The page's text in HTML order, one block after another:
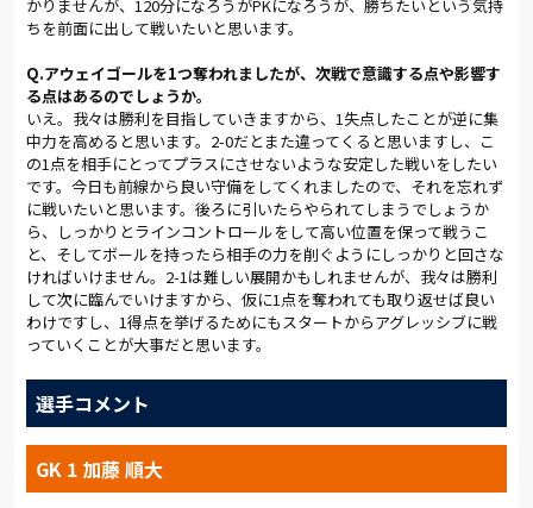
ばん回を期する相手をもう一度破り、リーグカップ戦で初の準
決勝進出を成し遂げたい。クラブの新しい歴史を刻むところ
を、多くのファン・サポーターとともに見届けたい。
(総評:平野貴也／写真:早草紀子)
かりませんが、120分になろうがPKになろうが、勝ちたいという気持
ちを前面に出して戦いたいと思います。
Q.アウェイゴールを1つ奪われましたが、次戦で意識する点や影響す
る点はあるのでしょうか。
いえ。我々は勝利を目指していきますから、1失点したことが逆に集
中力を高めると思います。2-0だとまた違ってくると思いますし、こ
の1点を相手にとってプラスにさせないような安定した戦いをしたい
です。今日も前線から良い守備をしてくれましたので、それを忘れず
に戦いたいと思います。後ろに引いたらやられてしまうでしょうか
ら、しっかりとラインコントロールをして高い位置を保って戦うこ
と、そしてボールを持ったら相手の力を削ぐようにしっかりと回さな
ければいけません。2-1は難しい展開かもしれませんが、我々は勝利
して次に臨んでいけますから、仮に1点を奪われても取り返せば良い
わけですし、1得点を挙げるためにもスタートからアグレッシブに戦
っていくことが大事だと思います。
選手コメント
GK 1 加藤 順大